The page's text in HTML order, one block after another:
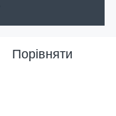
Порівняти